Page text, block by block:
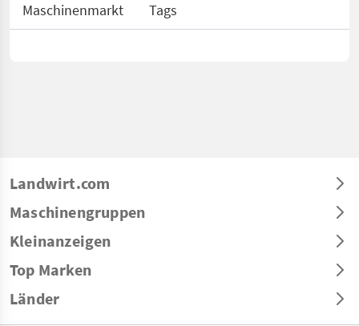
Maschinenmarkt Tags
Landwirt.com
Maschinengruppen
Kleinanzeigen
Top Marken
Länder